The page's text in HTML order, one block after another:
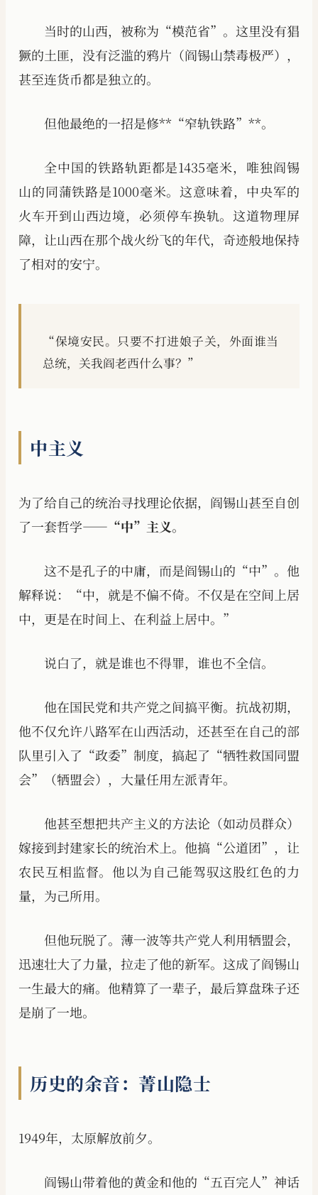
当时的山西，被称为“模范省”。这里没有猖
獗的土匪，没有泛滥的鸦片（阎锡山禁毒极严），
甚至连货币都是独立的。
但他最绝的一招是修**“窄轨铁路”**。
全中国的铁路轨距都是1435毫米，唯独阎锡
山的同蒲铁路是1000毫米。这意味着，中央军的
火车开到山西边境，必须停车换轨。这道物理屏
障，让山西在那个战火纷飞的年代，奇迹般地保持
了相对的安宁。
“保境安民。只要不打进娘子关，外面谁当
总统，关我阎老西什么事？”
中主义
为了给自己的统治寻找理论依据，阎锡山甚至自创
了一套哲学—— “中”主义。
这不是孔子的中庸，而是阎锡山的“中”。他
解释说：“中，就是不偏不倚。不仅是在空间上居
中，更是在时间上、在利益上居中。”
说白了，就是谁也不得罪，谁也不全信。
他在国民党和共产党之间搞平衡。抗战初期，
他不仅允许八路军在山西活动，还甚至在自己的部
队里引入了“政委”制度，搞起了“牺牲救国同盟
会”（牺盟会），大量任用左派青年。
他甚至想把共产主义的方法论（如动员群众）
嫁接到封建家长的统治术上。他搞“公道团”，让
农民互相监督。他以为自己能驾驭这股红色的力
量，为己所用。
但他玩脱了。薄一波等共产党人利用牺盟会，
迅速壮大了力量，拉走了他的新军。这成了阎锡山
一生最大的痛。他精算了一辈子，最后算盘珠子还
是崩了一地。
历史的余音：菁山隐士
1949年，太原解放前夕。
阎锡山带着他的黄金和他的“五百完人”神话